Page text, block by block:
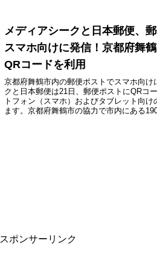
メディアシークと日本郵便、
スマホ向けに発信！京都府舞
QRコードを利用
京都府舞鶴市内の郵便ポストでスマホ向
クと日本郵便は21日、郵便ポストにQRコ
トフォン（スマホ）およびタブレット向
ます。京都府舞鶴市の協力で市内にある
スポンサーリンク